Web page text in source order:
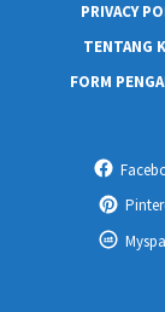
PRIVACY
TENTANG
FORM